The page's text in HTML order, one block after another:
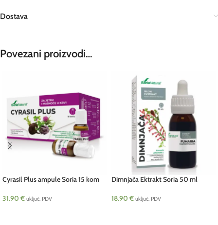
Dostava
Povezani proizvodi…
Cyrasil Plus ampule Soria 15 kom
31.90 € uključ. PDV
Dimnjača Ektrakt Soria 50 ml
18.90 € uključ. PDV